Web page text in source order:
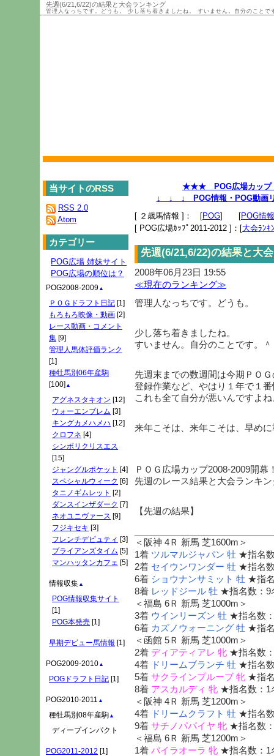
先週(6/21,6/22)の結果と大会ランキング
管理人なっちです。どうも。 少し落ち着きましたね。 すいません。自分のことで
先週(6/21,6/22)の結果と大
2008年06月23日 19:55
≪現在のランキング≫
管理人なっちです。どうも。
少し落ち着きましたね。
すいません。自分のことです。
先週末までの数週間は今期ＰＯ
登録作業など、やはり１年で１
これも全て自分が悪いんですよ
来年こそは、来年こそは、早め
ＰＯＧ広場カップ2008-2009開幕
先週のレース結果と大会ランキ
【先週の結果】
＜阪神 4Ｒ 新馬 芝1600m＞
1着 ツルマルジャパン 牡 ★指名
2着 セイウンワンダー 牡 ★指名
6着 ショウナンサミット 牡 ★指
8着 レッドジール 牡 ★指名数：9
＜福島 6Ｒ 新馬 芝1000m＞
3着 ウインリーズン 牡 ★指名数
6着 カズノウォーニング 牡 ★指
＜函館 5Ｒ 新馬 芝1000m＞
2着 ディアティアレ 牝 ★指名数
4着 ドリームブランチ 牡 ★指名
5着 サクラインプルーブ 牝 ★指
8着 アスカルディ 牝 ★指名数：1
＜阪神 4Ｒ 新馬 芝1200m＞
4着 ドリームクラフト 牡 ★指名
9着 サチノパパイヤ 牝 ★指名数
＜福島 6Ｒ 新馬 芝1200m＞
1着 バイラオーラ 牝 ★指名数：1
当サイトのRSS
RSS 2.0
Atom
カテゴリー
POG広場 姉妹サイト
POG広場の順位は？
POG2008-2009 ▲
ＰＯＧドラフト日記 [1]
もろもろ映像・動画 [2]
レース動画・コメント
集 [9]
管理人馬体評価ランク
[1]
種牡馬別06年産駒
[100] ▲
アグネスタキオン [12]
ウォーエンブレム [3]
キングカメハメハ [12]
クロフネ [4]
シンボリクリスエス
[15]
ジャングルポケット [4]
スペシャルウィーク [6]
タニノギムレット [2]
ダンスインザダーク [7]
ネオユニヴァース [9]
フジキセキ [3]
フレンチデピュティ [3]
ブライアンズタイム [5]
マンハッタンカフェ [5]
情報収集 ▲
POG情報収集サイト
[1]
POG本発売 [1]
早期デビュー馬情報 [1]
POG2009-2010 ▲
POGドラフト日記 [1]
POG2010-2011 ▲
種牡馬別08年産駒 ▲
ディープインパクト
POG2011-2012 [1]
★★★ POG広場カッ
↓ ↓ ↓ POG情報・POG動画
[ ２歳馬情報 ]： [POG] [POG情報
[ POG広場ｶｯﾌﾟ2011-2012 ]：[大会ﾗﾝｷ